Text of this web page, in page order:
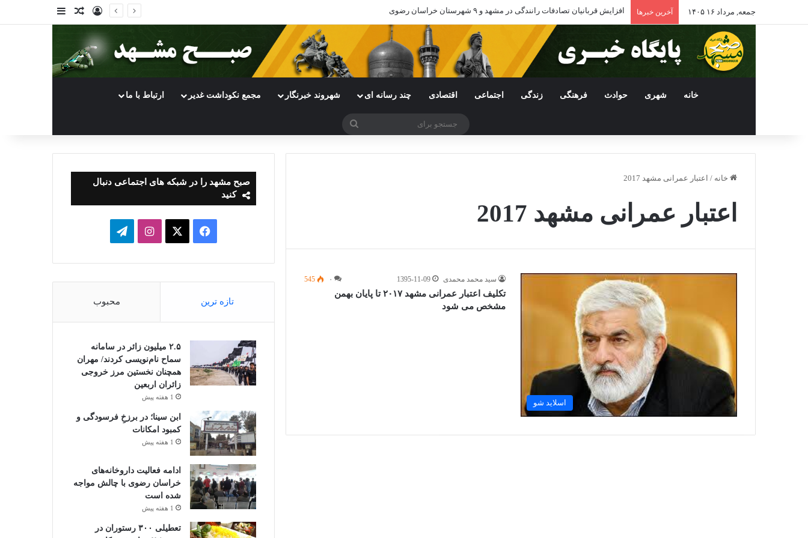
جمعه, مرداد ۱۶ ۱۴۰۵ آخرین خبرها افزایش قربانیان تصادفات رانندگی در مشهد و ۹ شهرستان خراسان رضوی ورودنوشته تصادفی
سایدبار
خانه شهری حوادث فرهنگی زندگی اجتماعی اقتصادی چند رسانه ای شهروند خبرنگار مجمع نکوداشت غدیر ارتباط با ما
جستجو
خانه / اعتبار عمرانی مشهد 2017
اعتبار عمرانی مشهد 2017
اسلاید شو
سید محمد محمدی 1395-11-09 ۰ 545
تکلیف اعتبار عمرانی مشهد ۲۰۱۷ تا پایان بهمن
مشخص می شود
صبح مشهد را در شبکه های اجتماعی دنبال
کنید
فیسبوک ایکساینستاگرامتلگرام
تازه ترین محبوب
۲.۵ میلیون زائر در سامانه
سماح نام‌نویسی کردند/ مهران
همچنان نخستین مرز خروجی
زائران اربعین
1 هفته پیش
ابن سینا؛ در برزخِ فرسودگی و
کمبود امکانات
1 هفته پیش
ادامه فعالیت داروخانه‌های
خراسان رضوی با چالش مواجه
شده است
1 هفته پیش
تعطیلی ۳۰۰ رستوران در